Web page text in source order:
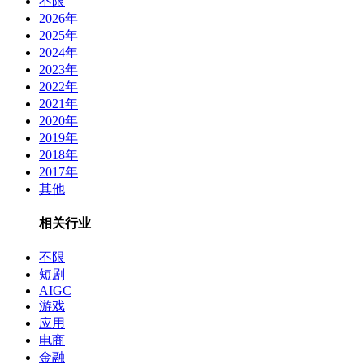
2026年
2025年
2024年
2023年
2022年
2021年
2020年
2019年
2018年
2017年
其他
相关行业
不限
短剧
AIGC
游戏
应用
电商
金融